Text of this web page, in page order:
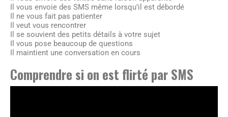
Il vous envoie des SMS même lorsqu’il est débordé
Il ne vous fait pas patienter
Il veut vous rencontrer
Il se souvient des petits détails à votre sujet
Il vous pose beaucoup de questions
Il maintient une conversation en cours
Comprendre si on est flirté par SMS